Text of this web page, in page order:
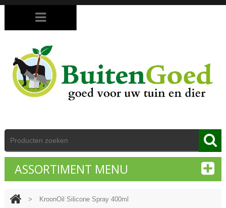
ASSORTIMENT MENU
> KroonOil Silicone Spray 400ml